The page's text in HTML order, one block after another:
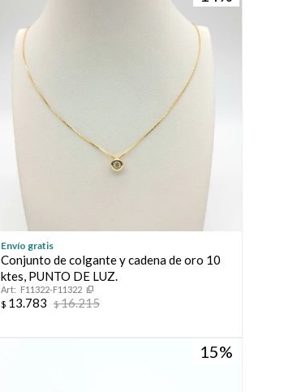
Envío gratis
Conjunto de colgante y cadena de oro 10
ktes, PUNTO DE LUZ.
F11322-F11322
$ 13.783 $16.215
15